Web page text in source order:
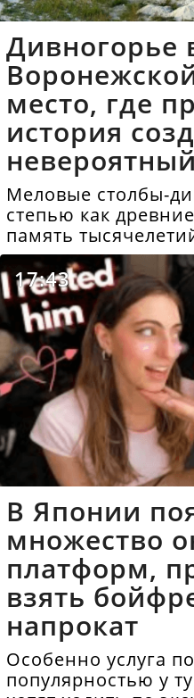
Дивногорье
место, где
история
Меловые столбы-
степью как
память
17:43
В Японии
множество
платформ,
взять
напрокат
Особенно услуга
популярностью у